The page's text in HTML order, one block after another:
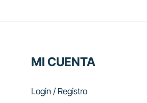
MI CUENTA
Login / Registro